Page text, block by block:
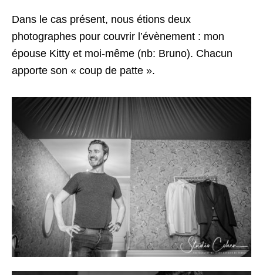
Dans le cas présent, nous étions deux
photographes pour couvrir l’évènement : mon
épouse Kitty et moi-même (nb: Bruno). Chacun
apporte son « coup de patte ».